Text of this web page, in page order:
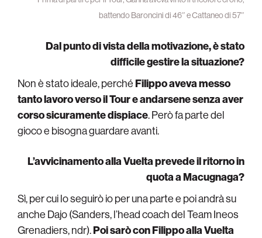
battendo Baroncini di 46″ e Cattaneo di 57″
Dal punto di vista della motivazione, è stato
difficile gestire la situazione?
Non è stato ideale, perchéFilippo aveva messo
tanto lavoro verso il Tour e andarsene senza aver
corso sicuramente dispiace. Però fa parte del
gioco e bisogna guardare avanti.
L’avvicinamento alla Vuelta prevede il ritorno in
quota a Macugnaga?
Sì, per cui lo seguirò io per una parte e poi andrà su
anche Dajo (Sanders, l’head coach del Team Ineos
Grenadiers, ndr).Poi sarò con Filippo alla Vuelta